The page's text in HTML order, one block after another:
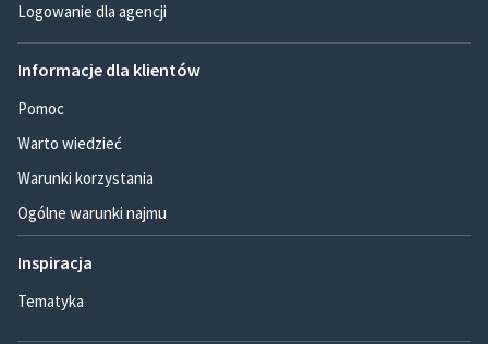
Logowanie dla agencji
Informacje dla klientów
Pomoc
Warto wiedzieć
Warunki korzystania
Ogólne warunki najmu
Inspiracja
Tematyka